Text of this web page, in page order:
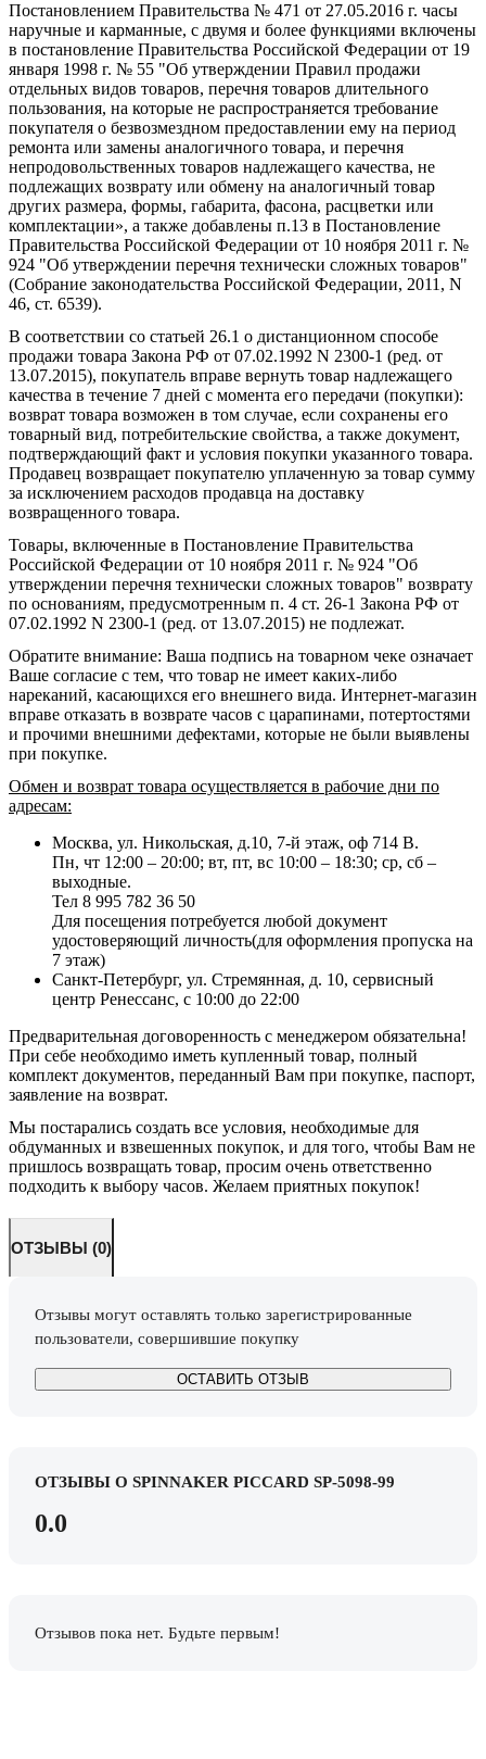
Постановлением Правительства № 471 от 27.05.2016 г. часы
наручные и карманные, с двумя и более функциями включены
в постановление Правительства Российской Федерации от 19
января 1998 г. № 55 "Об утверждении Правил продажи
отдельных видов товаров, перечня товаров длительного
пользования, на которые не распространяется требование
покупателя о безвозмездном предоставлении ему на период
ремонта или замены аналогичного товара, и перечня
непродовольственных товаров надлежащего качества, не
подлежащих возврату или обмену на аналогичный товар
других размера, формы, габарита, фасона, расцветки или
комплектации», а также добавлены п.13 в Постановление
Правительства Российской Федерации от 10 ноября 2011 г. №
924 "Об утверждении перечня технически сложных товаров"
(Собрание законодательства Российской Федерации, 2011, N
46, ст. 6539).
В соответствии со статьей 26.1 о дистанционном способе
продажи товара Закона РФ от 07.02.1992 N 2300-1 (ред. от
13.07.2015), покупатель вправе вернуть товар надлежащего
качества в течение 7 дней с момента его передачи (покупки):
возврат товара возможен в том случае, если сохранены его
товарный вид, потребительские свойства, а также документ,
подтверждающий факт и условия покупки указанного товара.
Продавец возвращает покупателю уплаченную за товар сумму
за исключением расходов продавца на доставку
возвращенного товара.
Товары, включенные в Постановление Правительства
Российской Федерации от 10 ноября 2011 г. № 924 "Об
утверждении перечня технически сложных товаров" возврату
по основаниям, предусмотренным п. 4 ст. 26-1 Закона РФ от
07.02.1992 N 2300-1 (ред. от 13.07.2015) не подлежат.
Обратите внимание: Ваша подпись на товарном чеке означает
Ваше согласие с тем, что товар не имеет каких-либо
нареканий, касающихся его внешнего вида. Интернет-магазин
вправе отказать в возврате часов с царапинами, потертостями
и прочими внешними дефектами, которые не были выявлены
при покупке.
Обмен и возврат товара осуществляется в рабочие дни по
адресам:
Москва, ул. Никольская, д.10, 7-й этаж, оф 714 В.
Пн, чт 12:00 – 20:00; вт, пт, вс 10:00 – 18:30; ср, сб –
выходные.
Тел 8 995 782 36 50
Для посещения потребуется любой документ
удостоверяющий личность(для оформления пропуска на
7 этаж)
Санкт-Петербург, ул. Стремянная, д. 10, сервисный
центр Ренессанс, с 10:00 до 22:00
Предварительная договоренность с менеджером обязательна!
При себе необходимо иметь купленный товар, полный
комплект документов, переданный Вам при покупке, паспорт,
заявление на возврат.
Мы постарались создать все условия, необходимые для
обдуманных и взвешенных покупок, и для того, чтобы Вам не
пришлось возвращать товар, просим очень ответственно
подходить к выбору часов. Желаем приятных покупок!
ОТЗЫВЫ (0)
Отзывы могут оставлять только зарегистрированные
пользователи, совершившие покупку
ОСТАВИТЬ ОТЗЫВ
ОТЗЫВЫ О SPINNAKER PICCARD SP-5098-99
0.0
Отзывов пока нет. Будьте первым!